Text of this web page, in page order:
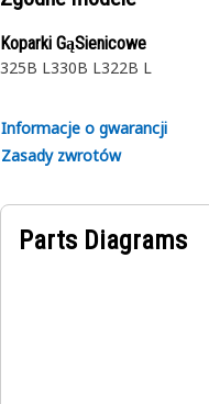
Koparki GąSienicowe
325B L330B L322B L
Informacje o gwarancji
Zasady zwrotów
Parts Diagrams